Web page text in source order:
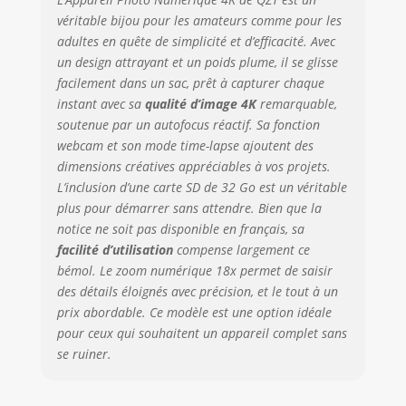
en vidéos courtes
et créatives,
parfaites pour
capturer le
mouvement des
nuages, l'éclosion
des fleurs ou les
paysages urbains,
et créer des
œuvres visuelles
uniques. 【Mise au
Point Automatique,
Zoom 18x &
Enregistrement en
Boucle】 Avec la
mise au point
automatique,
capturez
véritable bijou pour les amateurs comme pour les
adultes en quête de simplicité et d’efficacité. Avec
un design attrayant et un poids plume, il se glisse
facilement dans un sac, prêt à capturer chaque
instant avec sa qualité d’image 4Kremarquable,
soutenue par un autofocus réactif. Sa fonction
webcam et son mode time-lapse ajoutent des
dimensions créatives appréciables à vos projets.
L’inclusion d’une carte SD de 32 Go est un véritable
plus pour démarrer sans attendre. Bien que la
notice ne soit pas disponible en français, sa
facilité d’utilisationcompense largement ce
bémol. Le zoom numérique 18x permet de saisir
des détails éloignés avec précision, et le tout à un
prix abordable. Ce modèle est une option idéale
pour ceux qui souhaitent un appareil complet sans
se ruiner.